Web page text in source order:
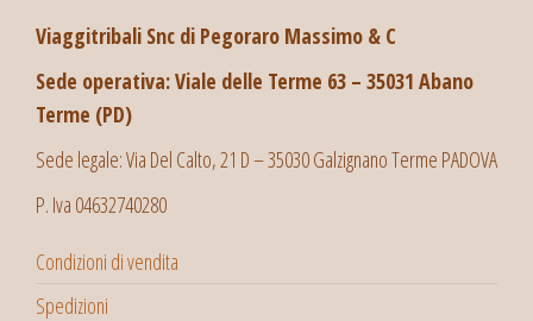
Viaggitribali Snc di Pegoraro Massimo & C
Sede operativa: Viale delle Terme 63 – 35031 Abano
Terme (PD)
Sede legale: Via Del Calto, 21 D – 35030 Galzignano Terme PADOVA
P. Iva 04632740280
Condizioni di vendita
Spedizioni